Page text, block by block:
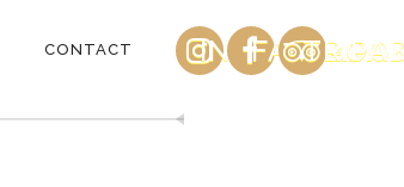
CONTACT INSTAGRAM